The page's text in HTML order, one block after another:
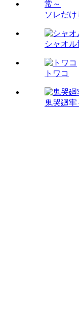
ソレだ
シャオ
トワコ
鬼哭廻